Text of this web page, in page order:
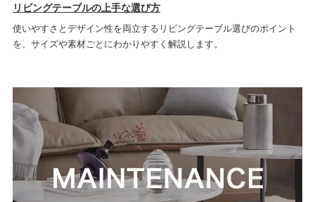
リビングテーブルの上手な選び方
使いやすさとデザイン性を両立するリビングテーブル選びのポイント
を、サイズや素材ごとにわかりやすく解説します。